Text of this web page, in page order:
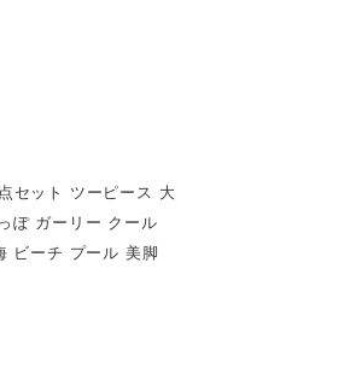
セット ツーピース 大
ぽ ガーリー クール
ビーチ プール 美脚